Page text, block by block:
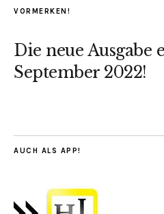
VORMERKEN!
Die neue Ausgabe
September 2022!
AUCH ALS APP!